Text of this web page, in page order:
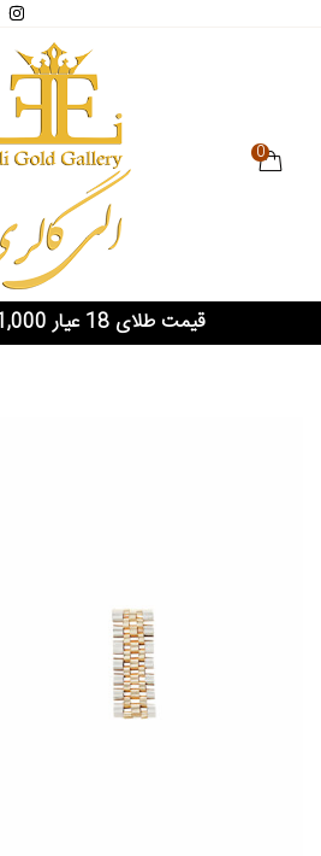
0
قیمت طلای 18 عیار 18,741,000 تومان